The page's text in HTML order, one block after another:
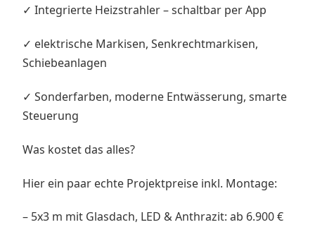
✓ Integrierte Heizstrahler – schaltbar per App
✓ elektrische Markisen, Senkrechtmarkisen,
Schiebeanlagen
✓ Sonderfarben, moderne Entwässerung, smarte
Steuerung
Was kostet das alles?
Hier ein paar echte Projektpreise inkl. Montage:
– 5x3 m mit Glasdach, LED & Anthrazit: ab 6.900 €